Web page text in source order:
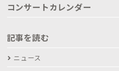
コンサートカレンダー
記事を読む
ニュース